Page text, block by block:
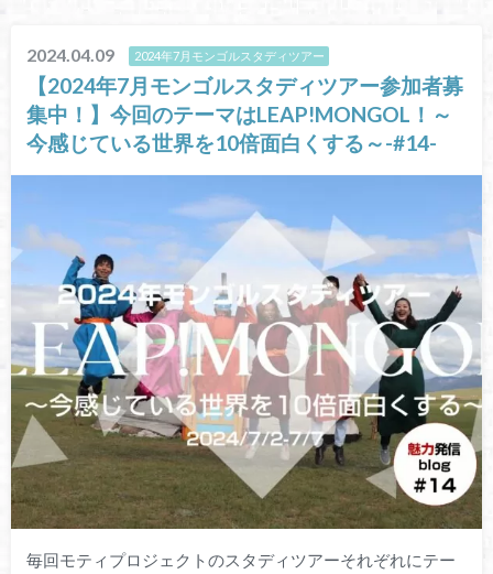
2024.04.09 2024年7月モンゴルスタディツアー
【2024年7月モンゴルスタディツアー参加者募
集中！】今回のテーマはLEAP!MONGOL！～
今感じている世界を10倍面白くする～-#14-
毎回モティプロジェクトのスタディツアーそれぞれにテー